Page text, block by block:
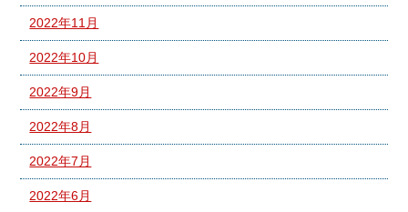
2022年11月
2022年10月
2022年9月
2022年8月
2022年7月
2022年6月